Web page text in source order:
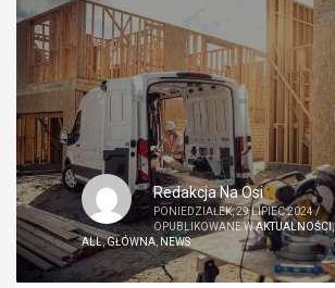
Redakcja Na Osi
PONIEDZIAŁEK, 29 LIPIEC 2024/
OPUBLIKOWANE WAKTUALNOŚCI,
ALL,GŁÓWNA,NEWS